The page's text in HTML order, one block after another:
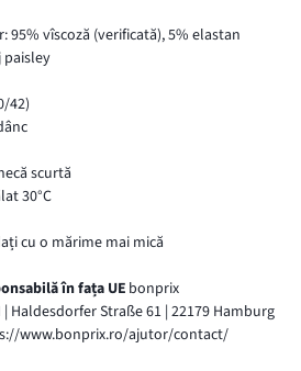
95% vîscoză (verificată), 5% elastan
42)
scurtă
30°C
cu o mărime mai mică
în fața UE bonprix
Haldesdorfer Straße 61 | 22179 Hamburg
www.bonprix.ro/ajutor/contact/